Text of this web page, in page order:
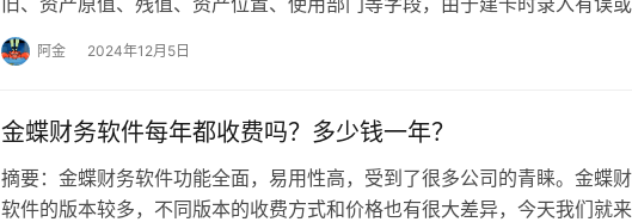
后续更新改造后有变化，后续需要操作变更的情况…
阿金 2024年12月5日
金蝶财务软件每年都收费吗？多少钱一年？
摘要：金蝶财务软件功能全面，易用性高，受到了很多公司的青睐。金蝶
软件的版本较多，不同版本的收费方式和价格也有很大差异，今天我们就来